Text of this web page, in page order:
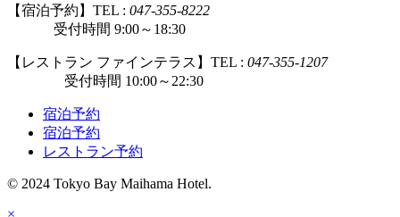
【宿泊予約】TEL : 047-355-8222
受付時間 9:00～18:30
【レストラン ファインテラス】TEL : 047-355-1207
受付時間 10:00～22:30
宿泊予約
宿泊予約
レストラン予約
© 2024 Tokyo Bay Maihama Hotel.
×